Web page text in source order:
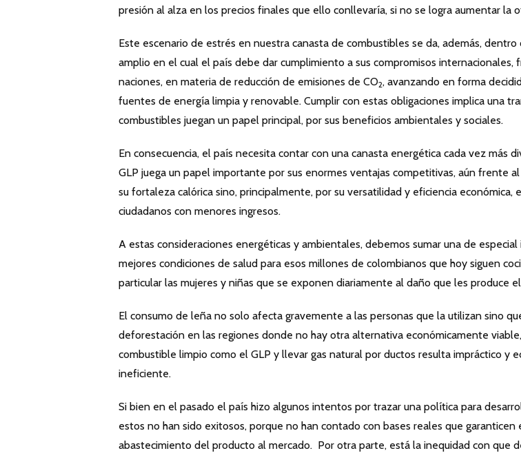
presión al alza en los precios finales que ello conllevaría, si no se logra aumentar la
Este escenario de estrés en nuestra canasta de combustibles se da, además,
amplio en el cual el país debe dar cumplimiento a sus compromisos internacionales,
naciones, en materia de reducción de emisiones de CO2, avanzando en forma
fuentes de energía limpia y renovable. Cumplir con estas obligaciones implica una
combustibles juegan un papel principal, por sus beneficios ambientales y sociales.
En consecuencia, el país necesita contar con una canasta energética cada vez más
GLP juega un papel importante por sus enormes ventajas competitivas, aún frente
su fortaleza calórica sino, principalmente, por su versatilidad y eficiencia económica,
ciudadanos con menores ingresos.
A estas consideraciones energéticas y ambientales, debemos sumar una de especial
mejores condiciones de salud para esos millones de colombianos que hoy siguen
particular las mujeres y niñas que se exponen diariamente al daño que les produce
El consumo de leña no solo afecta gravemente a las personas que la utilizan sino
deforestación en las regiones donde no hay otra alternativa económicamente
combustible limpio como el GLP y llevar gas natural por ductos resulta impráctico y
ineficiente.
Si bien en el pasado el país hizo algunos intentos por trazar una política para
estos no han sido exitosos, porque no han contado con bases reales que garanticen
abastecimiento del producto al mercado. Por otra parte, está la inequidad con que